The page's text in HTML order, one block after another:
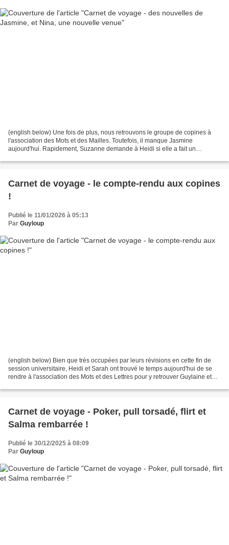
(english below) Une fois de plus, nous retrouvons le groupe de copines à
l'association des Mots et des Mailles. Toutefois, il manque Jasmine
aujourd'hui. Rapidement, Suzanne demande à Heidi si elle a fait un
Carnet de voyage - le compte-rendu aux copines
!
Publié le 11/01/2026 à 05:13
Par Guyloup
(english below) Bien que très occupées par leurs révisions en cette fin de
session universitaire, Heidi et Sarah ont trouvé le temps aujourd'hui de se
rendre à l'association des Mots et des Lettres pour y retrouver Guylaine et
Carnet de voyage - Poker, pull torsadé, flirt et
Salma rembarrée !
Publié le 30/12/2025 à 08:09
Par Guyloup